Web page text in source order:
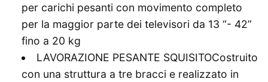
per carichi pesanti con movimento completo
per la maggior parte dei televisori da 13 “- 42”
fino a 20 kg
LAVORAZIONE PESANTE SQUISITOCostruito
con una struttura a tre bracci e realizzato in